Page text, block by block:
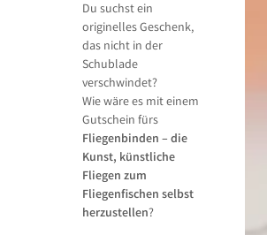
Du suchst ein
originelles Geschenk,
das nicht in der
Schublade
verschwindet?
Wie wäre es mit einem
Gutschein fürs
Fliegenbinden – die
Kunst, künstliche
Fliegen zum
Fliegenfischen selbst
herzustellen?